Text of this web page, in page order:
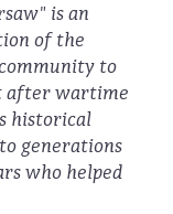
is an
of the
to
after wartime
historical
generations
who helped